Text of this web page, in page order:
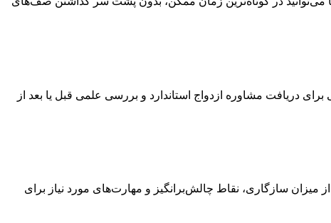
دریافت مشاوره ازدواج استاندارد و بررسی علمی قبل یا بعد از
سازگاری، نقاط چالش‌برانگیز و مهارت‌های مورد نیاز برای